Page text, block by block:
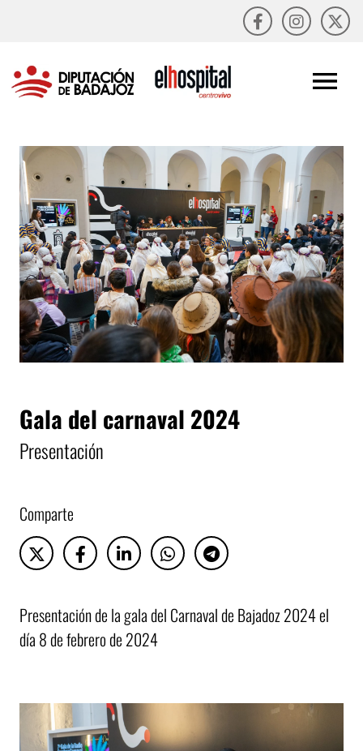
Gala del carnaval 2024
Presentación
Comparte
Presentación de la gala del Carnaval de Bajadoz 2024 el
día 8 de febrero de 2024